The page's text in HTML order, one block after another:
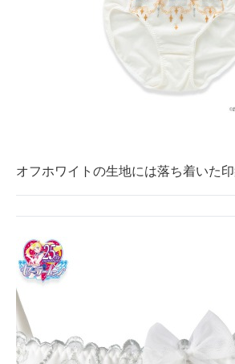
オフホワイトの生地には落ち着いた